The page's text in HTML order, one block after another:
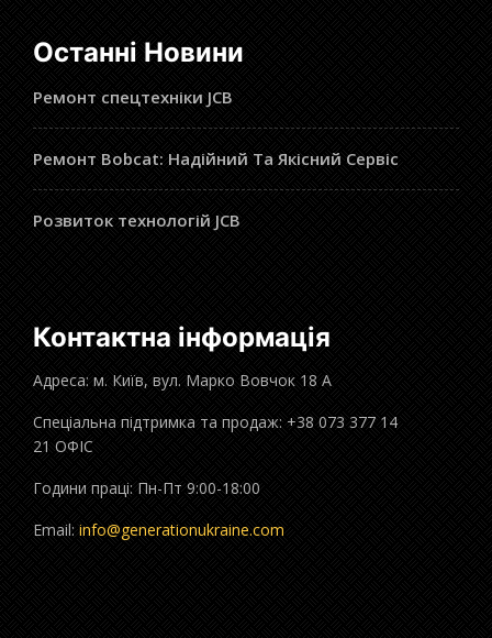
Останні Новини
Ремонт спецтехніки JCB
Ремонт Bobcat: Надійний Та Якісний Сервіс
Розвиток технологій JCB
Контактна інформація
Адреса: м. Київ, вул. Марко Вовчок 18 А
Спеціальна підтримка та продаж: +38 073 377 14
21 ОФІС
Години праці: Пн-Пт 9:00-18:00
Email: info@generationukraine.com